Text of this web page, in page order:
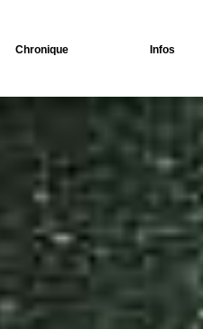
Chronique Infos